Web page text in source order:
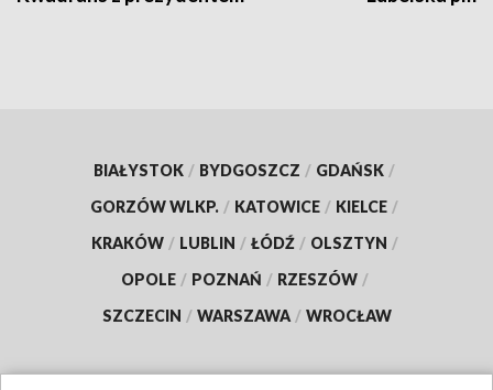
BIAŁYSTOK / BYDGOSZCZ / GDAŃSK /
GORZÓW WLKP. / KATOWICE / KIELCE /
KRAKÓW / LUBLIN / ŁÓDŹ / OLSZTYN /
OPOLE / POZNAŃ / RZESZÓW /
SZCZECIN / WARSZAWA / WROCŁAW